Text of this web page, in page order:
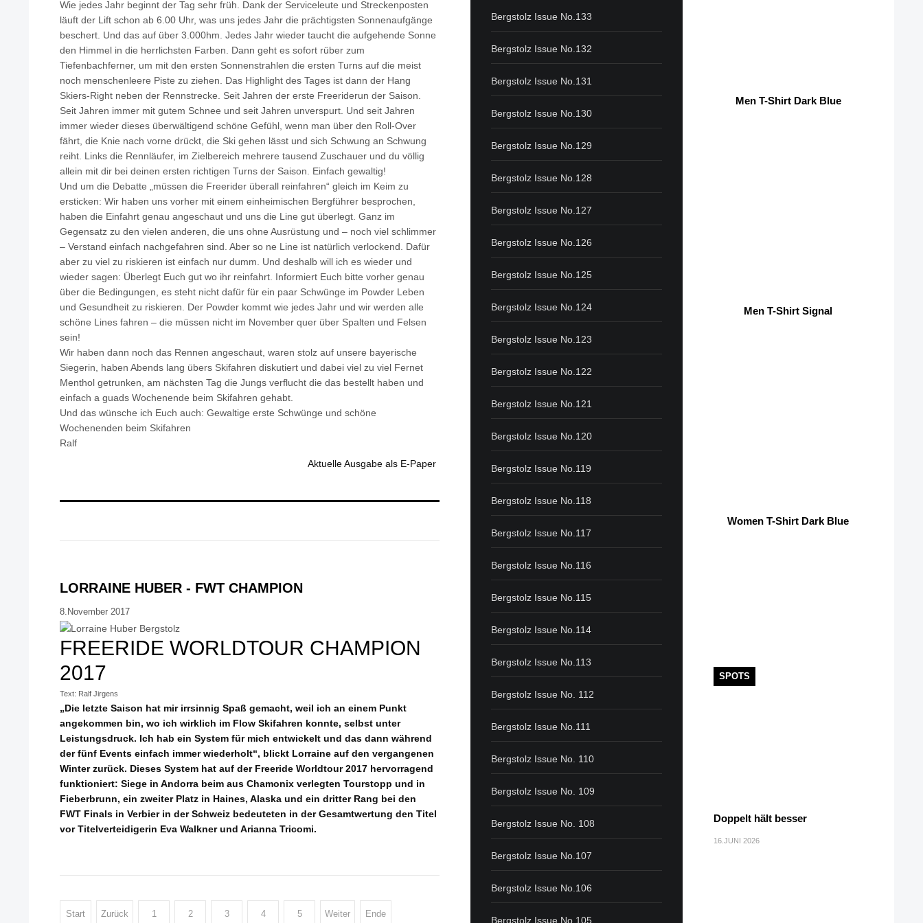
Wie jedes Jahr beginnt der Tag sehr früh. Dank der Serviceleute und Streckenposten
läuft der Lift schon ab 6.00 Uhr, was uns jedes Jahr die prächtigsten Sonnenaufgänge
beschert. Und das auf über 3.000hm. Jedes Jahr wieder taucht die aufgehende Sonne
den Himmel in die herrlichsten Farben. Dann geht es sofort rüber zum
Tiefenbachferner, um mit den ersten Sonnenstrahlen die ersten Turns auf die meist
noch menschenleere Piste zu ziehen. Das Highlight des Tages ist dann der Hang
Skiers-Right neben der Rennstrecke. Seit Jahren der erste Freeriderun der Saison.
Seit Jahren immer mit gutem Schnee und seit Jahren unverspurt. Und seit Jahren
immer wieder dieses überwältigend schöne Gefühl, wenn man über den Roll-Over
fährt, die Knie nach vorne drückt, die Ski gehen lässt und sich Schwung an Schwung
reiht. Links die Rennläufer, im Zielbereich mehrere tausend Zuschauer und du völlig
allein mit dir bei deinen ersten richtigen Turns der Saison. Einfach gewaltig!
Und um die Debatte „müssen die Freerider überall reinfahren“ gleich im Keim zu
ersticken: Wir haben uns vorher mit einem einheimischen Bergführer besprochen,
haben die Einfahrt genau angeschaut und uns die Line gut überlegt. Ganz im
Gegensatz zu den vielen anderen, die uns ohne Ausrüstung und – noch viel schlimmer
– Verstand einfach nachgefahren sind. Aber so ne Line ist natürlich verlockend. Dafür
aber zu viel zu riskieren ist einfach nur dumm. Und deshalb will ich es wieder und
wieder sagen: Überlegt Euch gut wo ihr reinfahrt. Informiert Euch bitte vorher genau
über die Bedingungen, es steht nicht dafür für ein paar Schwünge im Powder Leben
und Gesundheit zu riskieren. Der Powder kommt wie jedes Jahr und wir werden alle
schöne Lines fahren – die müssen nicht im November quer über Spalten und Felsen
sein!
Wir haben dann noch das Rennen angeschaut, waren stolz auf unsere bayerische
Siegerin, haben Abends lang übers Skifahren diskutiert und dabei viel zu viel Fernet
Menthol getrunken, am nächsten Tag die Jungs verflucht die das bestellt haben und
einfach a guads Wochenende beim Skifahren gehabt.
Und das wünsche ich Euch auch: Gewaltige erste Schwünge und schöne
Wochenenden beim Skifahren
Ralf
Aktuelle Ausgabe als E-Paper
LORRAINE HUBER - FWT CHAMPION
8.November 2017
FREERIDE WORLDTOUR CHAMPION
2017
Text: Ralf Jirgens
„Die letzte Saison hat mir irrsinnig Spaß gemacht, weil ich an einem Punkt
angekommen bin, wo ich wirklich im Flow Skifahren konnte, selbst unter
Leistungsdruck. Ich hab ein System für mich entwickelt und das dann während
der fünf Events einfach immer wiederholt“, blickt Lorraine auf den vergangenen
Winter zurück. Dieses System hat auf der Freeride Worldtour 2017 hervorragend
funktioniert: Siege in Andorra beim aus Chamonix verlegten Tourstopp und in
Fieberbrunn, ein zweiter Platz in Haines, Alaska und ein dritter Rang bei den
FWT Finals in Verbier in der Schweiz bedeuteten in der Gesamtwertung den Titel
vor Titelverteidigerin Eva Walkner und Arianna Tricomi.
Start Zurück 1 2 3 4 5 Weiter Ende
Bergstolz Issue No.133
Bergstolz Issue No.132
Bergstolz Issue No.131
Bergstolz Issue No.130
Bergstolz Issue No.129
Bergstolz Issue No.128
Bergstolz Issue No.127
Bergstolz Issue No.126
Bergstolz Issue No.125
Bergstolz Issue No.124
Bergstolz Issue No.123
Bergstolz Issue No.122
Bergstolz Issue No.121
Bergstolz Issue No.120
Bergstolz Issue No.119
Bergstolz Issue No.118
Bergstolz Issue No.117
Bergstolz Issue No.116
Bergstolz Issue No.115
Bergstolz Issue No.114
Bergstolz Issue No.113
Bergstolz Issue No. 112
Bergstolz Issue No.111
Bergstolz Issue No. 110
Bergstolz Issue No. 109
Bergstolz Issue No. 108
Bergstolz Issue No.107
Bergstolz Issue No.106
Bergstolz Issue No.105
Men T-Shirt Dark Blue
Men T-Shirt Signal
Women T-Shirt Dark Blue
SPOTS
Doppelt hält besser
16.JUNI 2026